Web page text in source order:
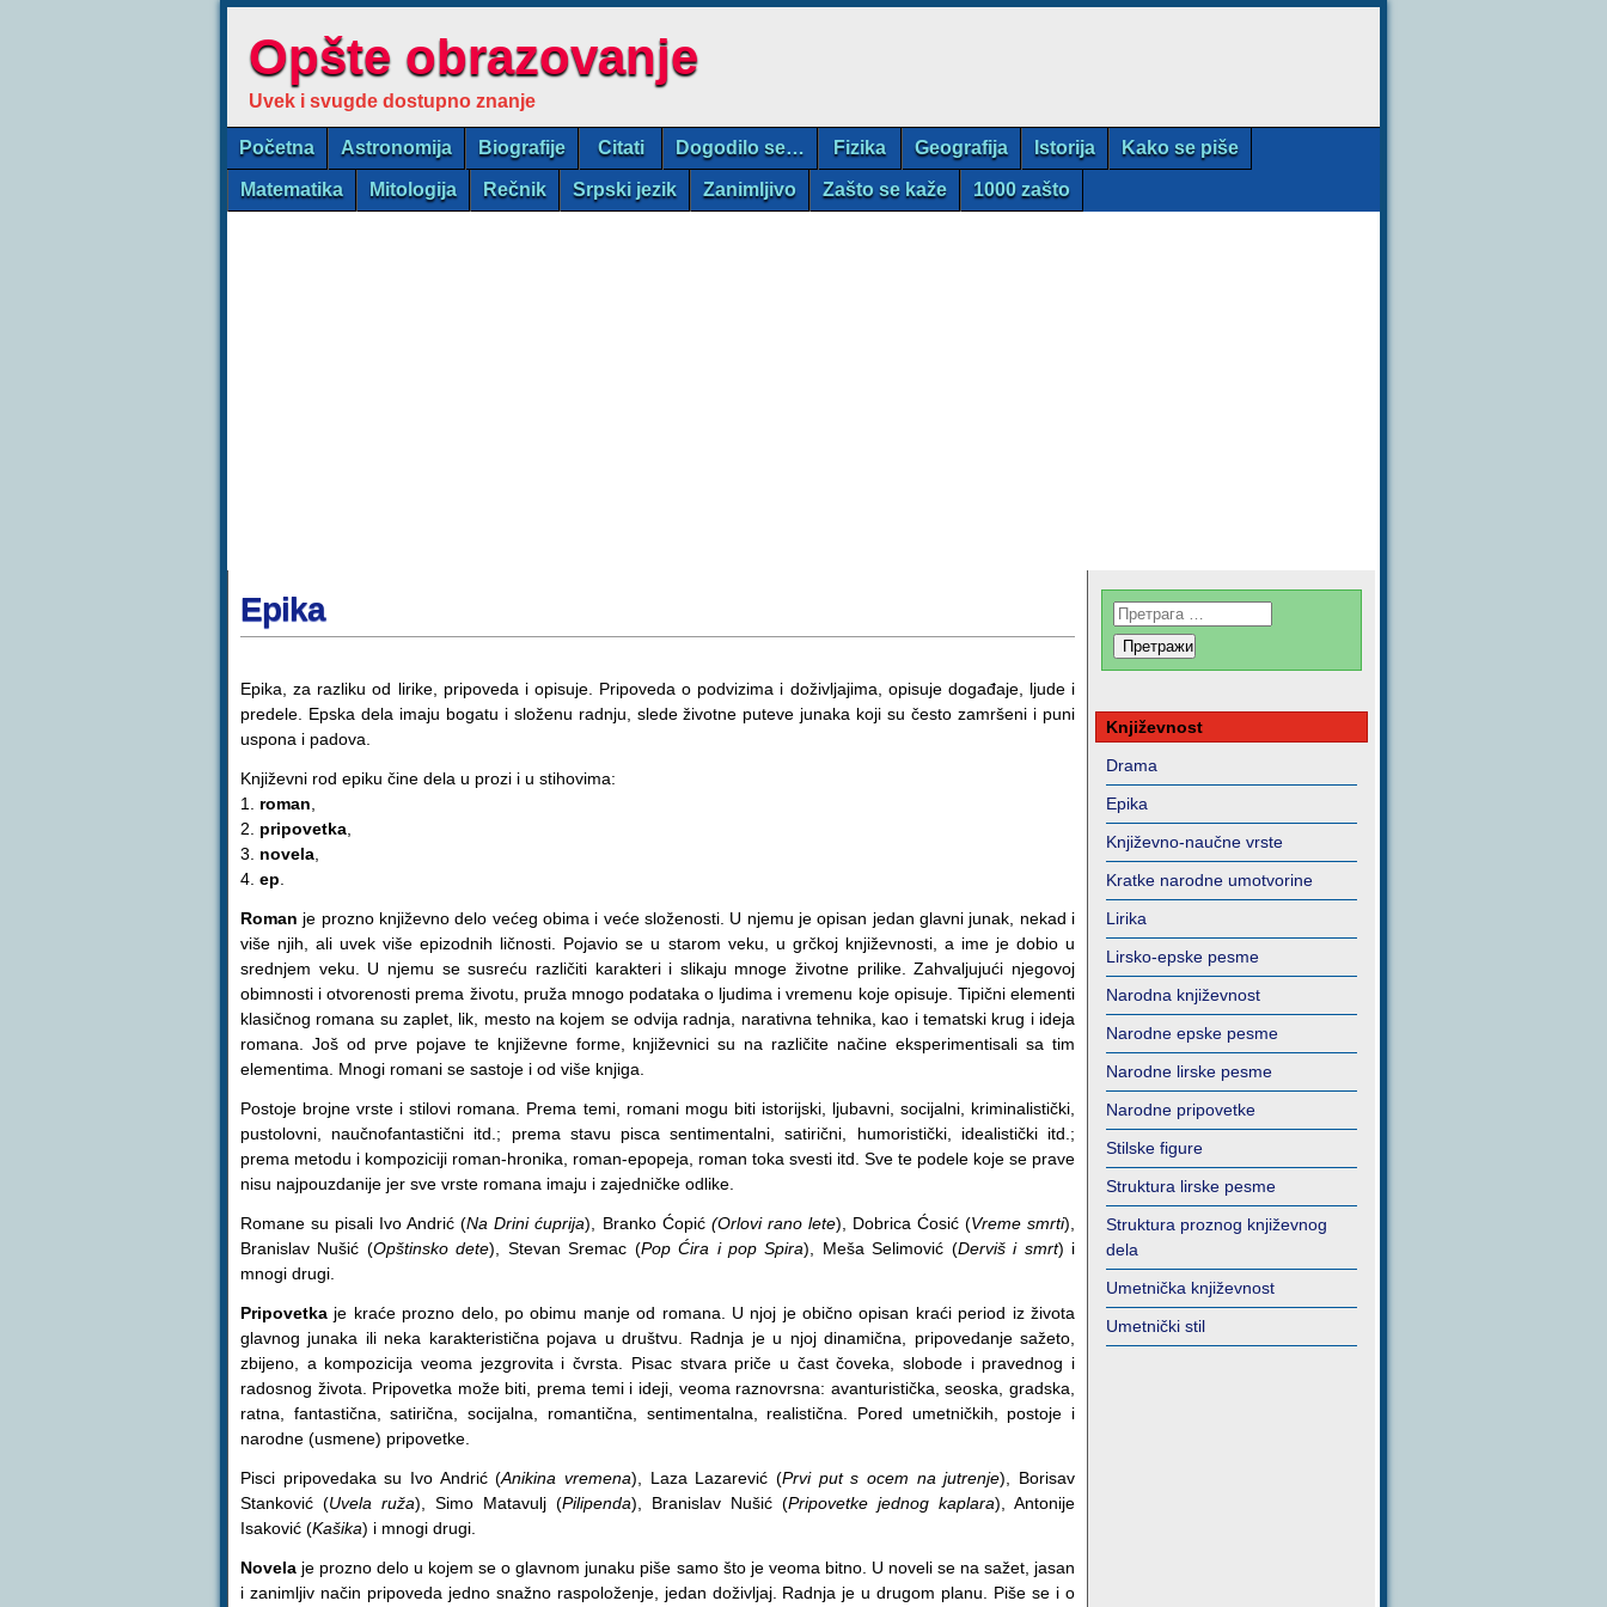
Opšte obrazovanje
Uvek i svugde dostupno znanje
Početna Astronomija Biografije Citati Dogodilo se… Fizika Geografija Istorija Kako se piše
Matematika Mitologija Rečnik Srpski jezik Zanimljivo Zašto se kaže 1000 zašto
Epika
Epika, za razliku od lirike, pripoveda i opisuje. Pripoveda o podvizima i doživljajima, opisuje događaje, ljude i
predele. Epska dela imaju bogatu i složenu radnju, slede životne puteve junaka koji su često zamršeni i puni
uspona i padova.
Književni rod epiku čine dela u prozi i u stihovima:
1. roman
2. pripovetka
3. novela
4. ep
Roman je prozno književno delo većeg obima i veće složenosti. U njemu je opisan jedan glavni junak, nekad i
više njih, ali uvek više epizodnih ličnosti. Pojavio se u starom veku, u grčkoj književnosti, a ime je dobio u
srednjem veku. U njemu se susreću različiti karakteri i slikaju mnoge životne prilike. Zahvaljujući njegovoj
obimnosti i otvorenosti prema životu, pruža mnogo podataka o ljudima i vremenu koje opisuje. Tipični elementi
klasičnog romana su zaplet, lik, mesto na kojem se odvija radnja, narativna tehnika, kao i tematski krug i ideja
romana. Još od prve pojave te književne forme, književnici su na različite načine eksperimentisali sa tim
elementima. Mnogi romani se sastoje i od više knjiga.
Postoje brojne vrste i stilovi romana. Prema temi, romani mogu biti istorijski, ljubavni, socijalni, kriminalistički,
pustolovni, naučnofantastični itd.; prema stavu pisca sentimentalni, satirični, humoristički, idealistički itd.;
prema metodu i kompoziciji roman-hronika, roman-epopeja, roman toka svesti itd. Sve te podele koje se prave
nisu najpouzdanije jer sve vrste romana imaju i zajedničke odlike.
Romane su pisali Ivo Andrić (Na Drini ćuprija), Branko Ćopić (Orlovi rano lete), Dobrica Ćosić (Vreme smrti),
Branislav Nušić (Opštinsko dete), Stevan Sremac (Pop Ćira i pop Spira), Meša Selimović (Derviš i smrt) i
mnogi drugi.
Pripovetka je kraće prozno delo, po obimu manje od romana. U njoj je obično opisan kraći period iz života
glavnog junaka ili neka karakteristična pojava u društvu. Radnja je u njoj dinamična, pripovedanje sažeto,
zbijeno, a kompozicija veoma jezgrovita i čvrsta. Pisac stvara priče u čast čoveka, slobode i pravednog i
radosnog života. Pripovetka može biti, prema temi i ideji, veoma raznovrsna: avanturistička, seoska, gradska,
ratna, fantastična, satirična, socijalna, romantična, sentimentalna, realistična. Pored umetničkih, postoje i
narodne (usmene) pripovetke.
Pisci pripovedaka su Ivo Andrić (Anikina vremena), Laza Lazarević (Prvi put s ocem na jutrenje), Borisav
Stanković (Uvela ruža), Simo Matavulj (Pilipenda), Branislav Nušić (Pripovetke jednog kaplara), Antonije
Isaković (Kašika) i mnogi drugi.
Novela je prozno delo u kojem se o glavnom junaku piše samo što je veoma bitno. U noveli se na sažet, jasan
i zanimljiv način pripoveda jedno snažno raspoloženje, jedan doživljaj. Radnja je u drugom planu. Piše se i o
Književnost
Drama
Epika
Književno-naučne vrste
Kratke narodne umotvorine
Lirika
Lirsko-epske pesme
Narodna književnost
Narodne epske pesme
Narodne lirske pesme
Narodne pripovetke
Stilske figure
Struktura lirske pesme
Struktura proznog književnog
dela
Umetnička književnost
Umetnički stil